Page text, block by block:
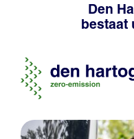
Den
bestaat